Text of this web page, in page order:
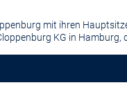
mit ihren
KG in Hamburg,